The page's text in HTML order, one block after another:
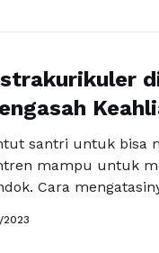
santri untuk bisa
mampu untuk
Cara
adalah
2023